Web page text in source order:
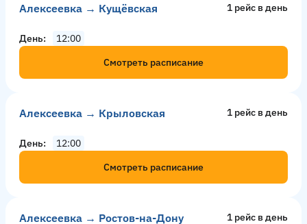
Алексеевка → Кущёвская 1 рейс в день
День
12:00
Смотреть расписание
Алексеевка → Крыловская 1 рейс в день
День
12:00
Смотреть расписание
Алексеевка → Ростов-на-Дону 1 рейс в день